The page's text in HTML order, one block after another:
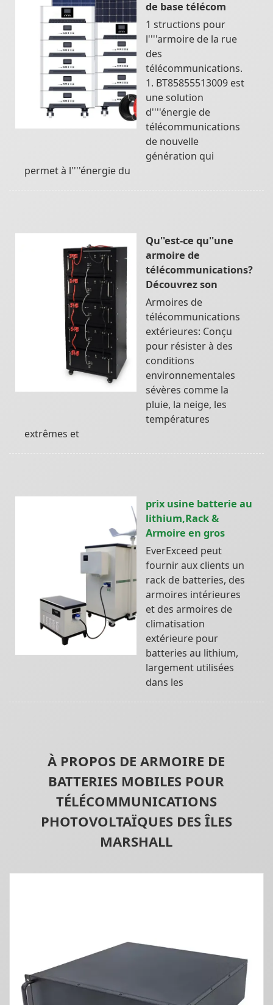
de base télécom
1 structions pour
l''''armoire de la rue
des
télécommunications.
1. BT85855513009 est
une solution
d''''énergie de
télécommunications
de nouvelle
génération qui
permet à l''''énergie du
Qu''est-ce qu''une
armoire de
télécommunications?
Découvrez son
Armoires de
télécommunications
extérieures: Conçu
pour résister à des
conditions
environnementales
sévères comme la
pluie, la neige, les
températures
extrêmes et
prix usine batterie au
lithium,Rack &
Armoire en gros
EverExceed peut
fournir aux clients un
rack de batteries, des
armoires intérieures
et des armoires de
climatisation
extérieure pour
batteries au lithium,
largement utilisées
dans les
À PROPOS DE ARMOIRE DE
BATTERIES MOBILES POUR
TÉLÉCOMMUNICATIONS
PHOTOVOLTAÏQUES DES ÎLES
MARSHALL